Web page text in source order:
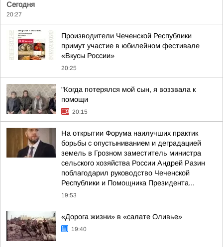
Сегодня
20:27
Производители Чеченской Республики
примут участие в юбилейном фестивале
«Вкусы России»
20:25
"Когда потерялся мой сын, я воззвала к
помощи
20:15
На открытии Форума наилучших практик
борьбы с опустыниванием и деградацией
земель в Грозном заместитель министра
сельского хозяйства России Андрей Разин
поблагодарил руководство Чеченской
Республики и Помощника Президента...
19:53
«Дорога жизни» в «салате Оливье»
19:40